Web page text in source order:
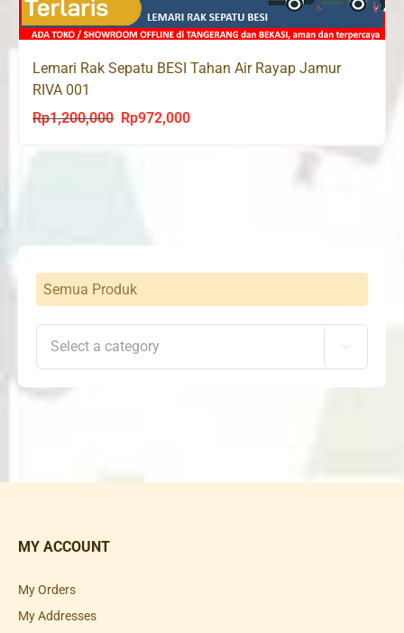
Lemari Rak Sepatu BESI Tahan Air Rayap Jamur
RIVA 001
Rp1,200,000
Original
Rp972,000Current
Semua Produk

MY ACCOUNT
My Orders
My Addresses